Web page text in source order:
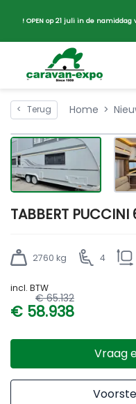
! OPEN op 21 juli in de
< Terug Home
TABBERT
2760 kg 4
incl. BTW
€ 65.132
€ 58.938
Vraag